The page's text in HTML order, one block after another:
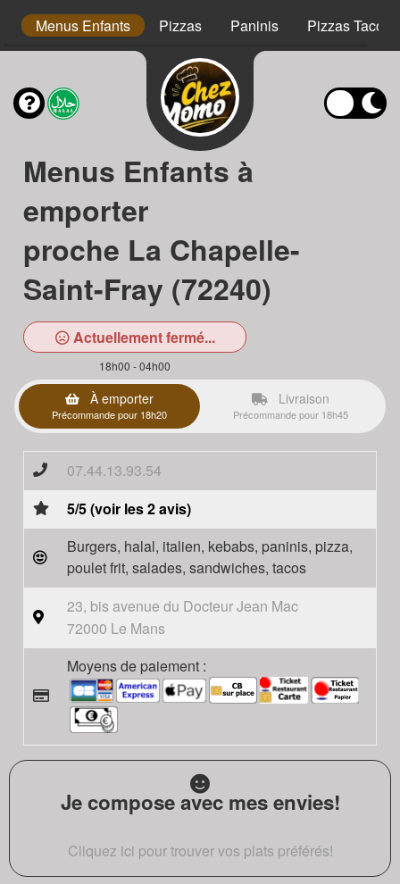
Menus Enfants Pizzas Paninis Pizzas Tacos
Menus Enfants à
emporter
proche La Chapelle-
Saint-Fray (72240)
Actuellement fermé...
18h00 - 04h00
À emporter
Précommande pour 18h20
Livraison
Précommande pour 18h45
07.44.13.93.54
5/5 (voir les 2 avis)
Burgers, halal, italien, kebabs, paninis, pizza,
poulet frit, salades, sandwiches, tacos
23, bis avenue du Docteur Jean Mac
72000 Le Mans
Moyens de paiement :
Je compose avec mes envies!
Cliquez ici pour trouver vos plats préférés!